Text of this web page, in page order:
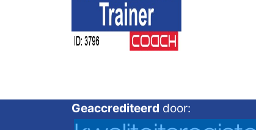
Geaccrediteerd door: